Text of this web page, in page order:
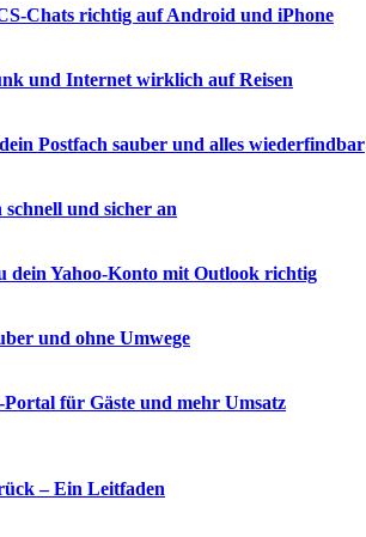
Chats richtig auf Android und iPhone
und Internet wirklich auf Reisen
Postfach sauber und alles wiederfindbar
und sicher an
dein Yahoo-Konto mit Outlook richtig
und ohne Umwege
für Gäste und mehr Umsatz
– Ein Leitfaden